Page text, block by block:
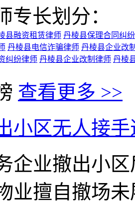
专长划分：
县融资租赁律师 丹棱县保理合同纠
丹棱县电信诈骗律师 丹棱县企业改
纠纷律师 丹棱县企业改制律师 丹棱
查看更多 >>
小区无人接手
企业撤出小
业擅自撤场